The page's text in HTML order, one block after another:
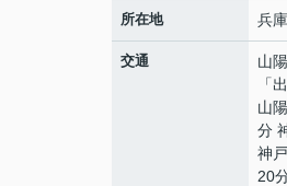
所在地 兵
交通 山
「
山
分
神
20